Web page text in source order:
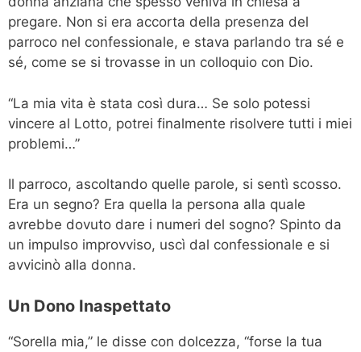
pregare. Non si era accorta della presenza del
parroco nel confessionale, e stava parlando tra sé e
sé, come se si trovasse in un colloquio con Dio.
“La mia vita è stata così dura… Se solo potessi
vincere al Lotto, potrei finalmente risolvere tutti i miei
problemi…”
Il parroco, ascoltando quelle parole, si sentì scosso.
Era un segno? Era quella la persona alla quale
avrebbe dovuto dare i numeri del sogno? Spinto da
un impulso improvviso, uscì dal confessionale e si
avvicinò alla donna.
Un Dono Inaspettato
“Sorella mia,” le disse con dolcezza, “forse la tua